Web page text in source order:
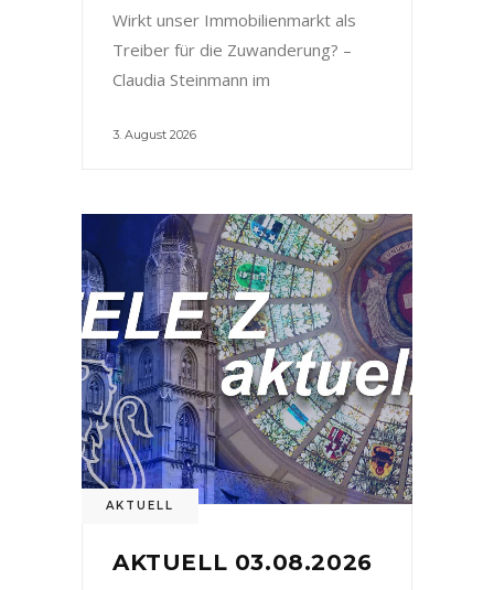
Wirkt unser Immobilienmarkt als
Treiber für die Zuwanderung? –
Claudia Steinmann im
3. August 2026
AKTUELL
AKTUELL 03.08.2026